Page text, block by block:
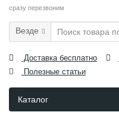
сразу перезвоним
Везде
Доставка бесплатно
Полезные статьи
Каталог